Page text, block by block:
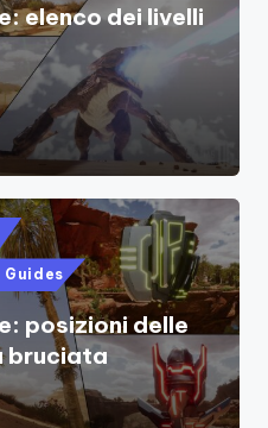
elenco dei livelli
Guides
posizioni delle
bruciata